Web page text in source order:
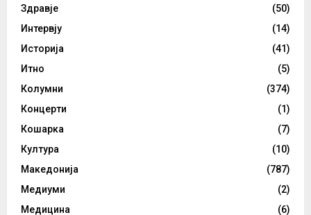
Здравје
(50)
Интервју
(14)
Историја
(41)
Итно
(5)
Колумни
(374)
Концерти
(1)
Кошарка
(7)
Култура
(10)
Македонија
(787)
Медиуми
(2)
Медицина
(6)